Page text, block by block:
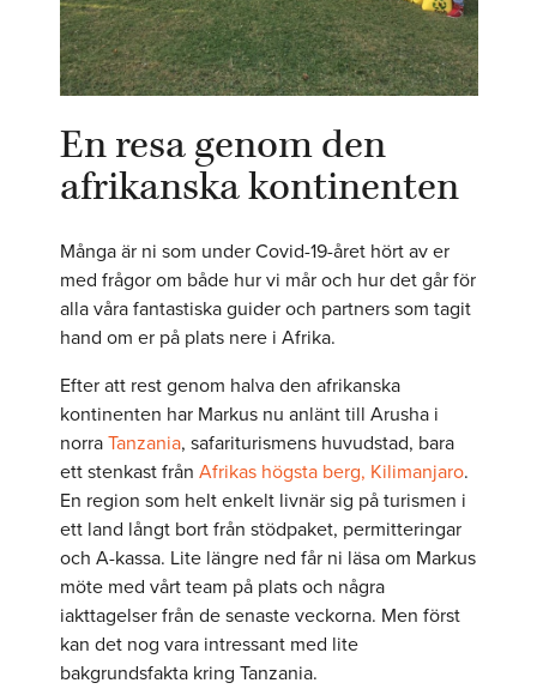
En resa genom den
afrikanska kontinenten
Många är ni som under Covid-19-året hört av er
med frågor om både hur vi mår och hur det går för
alla våra fantastiska guider och partners som tagit
hand om er på plats nere i Afrika.
Efter att rest genom halva den afrikanska
kontinenten har Markus nu anlänt till Arusha i
norraTanzania, safariturismens huvudstad, bara
ett stenkast från Afrikas högsta berg, Kilimanjaro.
En region som helt enkelt livnär sig på turismen i
ett land långt bort från stödpaket, permitteringar
och A-kassa. Lite längre ned får ni läsa om Markus
möte med vårt team på plats och några
iakttagelser från de senaste veckorna. Men först
kan det nog vara intressant med lite
bakgrundsfakta kring Tanzania.